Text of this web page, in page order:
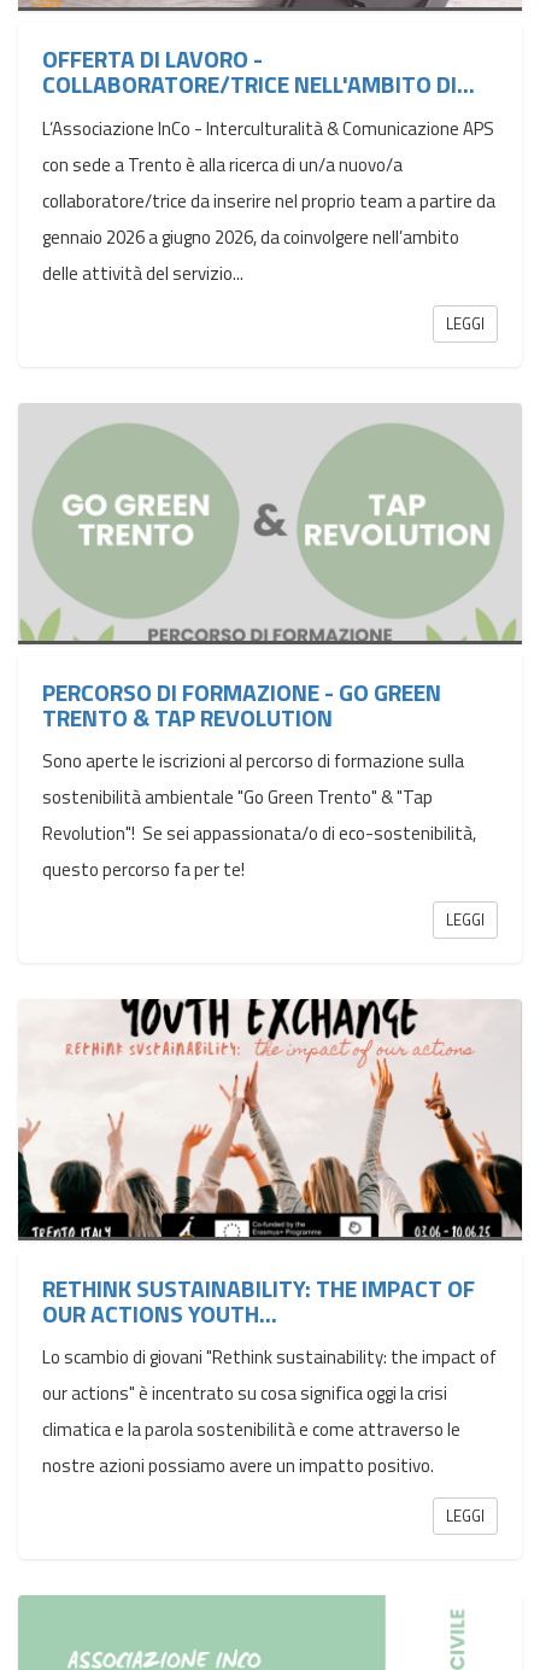
OFFERTA DI LAVORO -
COLLABORATORE/TRICE NELL'AMBITO DI...
L’Associazione InCo - Interculturalità & Comunicazione APS
con sede a Trento è alla ricerca di un/a nuovo/a
collaboratore/trice da inserire nel proprio team a partire da
gennaio 2026 a giugno 2026, da coinvolgere nell’ambito
delle attività del servizio...
LEGGI
PERCORSO DI FORMAZIONE - GO GREEN
TRENTO & TAP REVOLUTION
Sono aperte le iscrizioni al percorso di formazione sulla
sostenibilità ambientale "Go Green Trento" & "Tap
Revolution"! Se sei appassionata/o di eco-sostenibilità,
questo percorso fa per te!
LEGGI
RETHINK SUSTAINABILITY: THE IMPACT OF
OUR ACTIONS YOUTH...
Lo scambio di giovani "Rethink sustainability: the impact of
our actions" è incentrato su cosa significa oggi la crisi
climatica e la parola sostenibilità e come attraverso le
nostre azioni possiamo avere un impatto positivo.
LEGGI